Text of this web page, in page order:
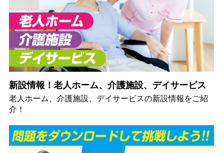
新設情報！老人ホーム、介護施設、デイサービス
老人ホーム、介護施設、デイサービスの新設情報をご紹
介！